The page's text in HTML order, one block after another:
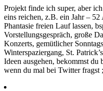
Projekt finde ich super, aber
eins reichen, z.B. ein Jahr –
Phantasie freien Lauf lassen,
Vorstellungsgespräch, große
Konzerts, gemütlicher
Winterspaziergang, St.
Ideen ausgehen, bekommst du
wenn du mal bei Twitter fragst